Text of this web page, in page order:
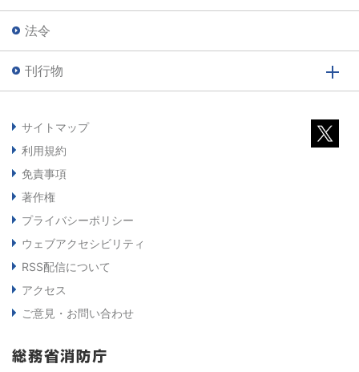
法令
刊行物
サイトマップ
利用規約
免責事項
著作権
プライバシーポリシー
ウェブアクセシビリティ
RSS配信について
アクセス
ご意見・お問い合わせ